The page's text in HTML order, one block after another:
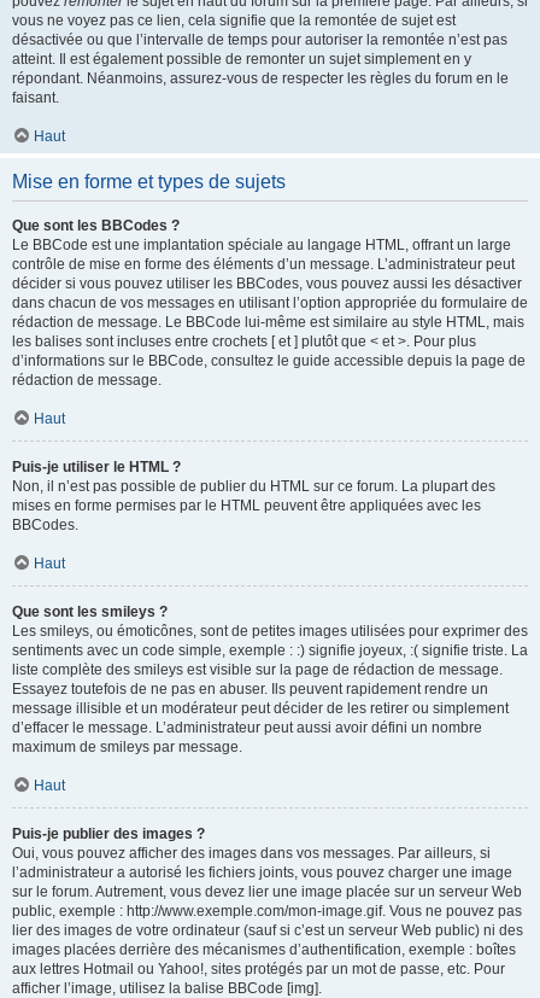
vous ne voyez pas ce lien, cela signifie que la remontée de sujet est
désactivée ou que l’intervalle de temps pour autoriser la remontée n’est pas
atteint. Il est également possible de remonter un sujet simplement en y
répondant. Néanmoins, assurez-vous de respecter les règles du forum en le
faisant.
Haut
Mise en forme et types de sujets
Que sont les BBCodes ?
Le BBCode est une implantation spéciale au langage HTML, offrant un large
contrôle de mise en forme des éléments d’un message. L’administrateur peut
décider si vous pouvez utiliser les BBCodes, vous pouvez aussi les désactiver
dans chacun de vos messages en utilisant l’option appropriée du formulaire de
rédaction de message. Le BBCode lui-même est similaire au style HTML, mais
les balises sont incluses entre crochets [ et ] plutôt que < et >. Pour plus
d’informations sur le BBCode, consultez le guide accessible depuis la page de
rédaction de message.
Haut
Puis-je utiliser le HTML ?
Non, il n’est pas possible de publier du HTML sur ce forum. La plupart des
mises en forme permises par le HTML peuvent être appliquées avec les
BBCodes.
Haut
Que sont les smileys ?
Les smileys, ou émoticônes, sont de petites images utilisées pour exprimer des
sentiments avec un code simple, exemple : :) signifie joyeux, :( signifie triste. La
liste complète des smileys est visible sur la page de rédaction de message.
Essayez toutefois de ne pas en abuser. Ils peuvent rapidement rendre un
message illisible et un modérateur peut décider de les retirer ou simplement
d’effacer le message. L’administrateur peut aussi avoir défini un nombre
maximum de smileys par message.
Haut
Puis-je publier des images ?
Oui, vous pouvez afficher des images dans vos messages. Par ailleurs, si
l’administrateur a autorisé les fichiers joints, vous pouvez charger une image
sur le forum. Autrement, vous devez lier une image placée sur un serveur Web
public, exemple : http://www.exemple.com/mon-image.gif. Vous ne pouvez pas
lier des images de votre ordinateur (sauf si c’est un serveur Web public) ni des
images placées derrière des mécanismes d’authentification, exemple : boîtes
aux lettres Hotmail ou Yahoo!, sites protégés par un mot de passe, etc. Pour
afficher l’image, utilisez la balise BBCode [img].